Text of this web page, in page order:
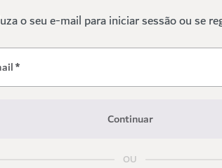
o seu e-mail para iniciar sessão ou se
*
Continuar
OU